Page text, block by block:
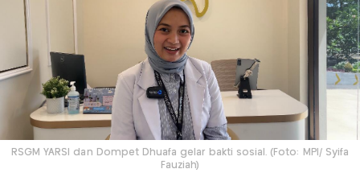
RSGM YARSI dan Dompet Dhuafa gelar bakti sosial. (Foto: MPI/ Syifa
Fauziah)